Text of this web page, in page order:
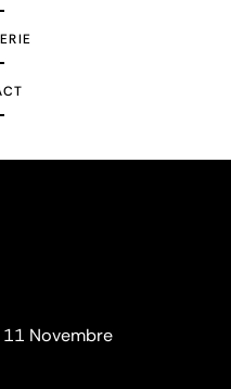
Novembre